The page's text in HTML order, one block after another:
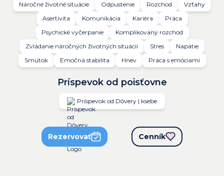
Náročné životné situácie
Odpustenie Rozchod
Vzťahy
Asertivita
Komunikácia Kariéra
Práca
Psychické vyčerpanie
Komplikovaný rozchod
Zvládanie náročných životných situácii
Stres
Napätie
Smútok
Emočná stabilita Hnev Práca s emóciami
Príspevok od poisťovne
Príspevok od Dôvery | ksebe
Rezervovať Cenník